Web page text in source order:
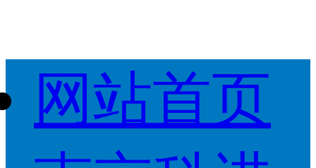
网站首页